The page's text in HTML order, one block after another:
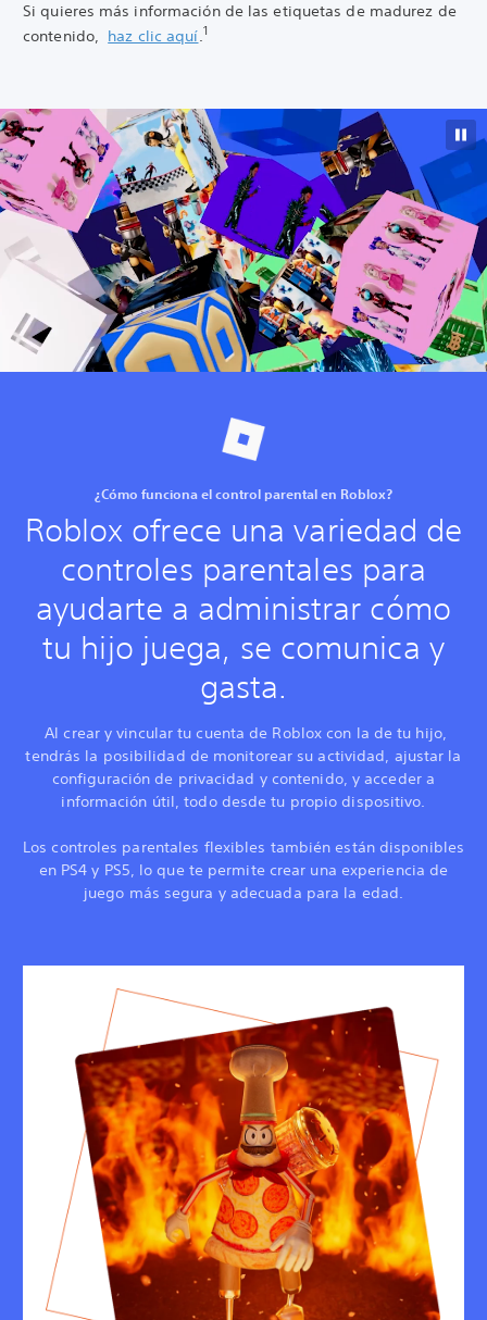
Si quieres más información de las etiquetas de madurez de
contenido, haz clic aquí.1
¿Cómo funciona el control parental en Roblox?
Roblox ofrece una variedad de
controles parentales para
ayudarte a administrar cómo
tu hijo juega, se comunica y
gasta.
Al crear y vincular tu cuenta de Roblox con la de tu hijo,
tendrás la posibilidad de monitorear su actividad, ajustar la
configuración de privacidad y contenido, y acceder a
información útil, todo desde tu propio dispositivo.
Los controles parentales flexibles también están disponibles
en PS4 y PS5, lo que te permite crear una experiencia de
juego más segura y adecuada para la edad.